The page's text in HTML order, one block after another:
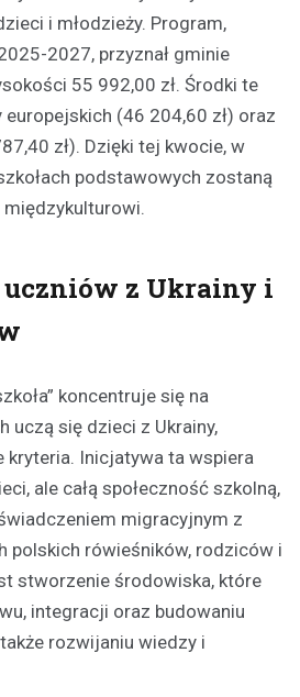
i młodzieży. Program,
2027, przyznał gminie
55 992,00 zł. Środki te
(46 204,60 zł) oraz
zł). Dzięki tej kwocie, w
podstawowych zostaną
uczniów z Ukrainy i
koncentruje się na
uczą się dzieci z Ukrainy,
kryteria. Inicjatywa ta wspiera
ale całą społeczność szkolną,
migracyjnym z
polskich rówieśników, rodziców i
stworzenie środowiska, które
integracji oraz budowaniu
rozwijaniu wiedzy i